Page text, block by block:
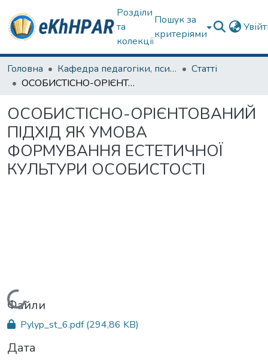
Розділи
та
колекції
Пошук за
критеріями
Головна Кафедра педагогіки, психології, початкової освіти та освітнього менеджменту
Статті
ОСОБИСТІСНО-ОРІЄНТОВАНИЙ ПІДХІД ЯК УМОВА ФОРМУВАННЯ ЕСТЕТИЧНОЇ КУЛЬТУРИ ОСОБИСТОСТІ
ОСОБИСТІСНО-ОРІЄНТОВАНИЙ
ПІДХІД ЯК УМОВА
ФОРМУВАННЯ ЕСТЕТИЧНОЇ
КУЛЬТУРИ ОСОБИСТОСТІ
Вантажиться...
Файли
Pylyp_st_6.pdf(294,86 KB)
Дата